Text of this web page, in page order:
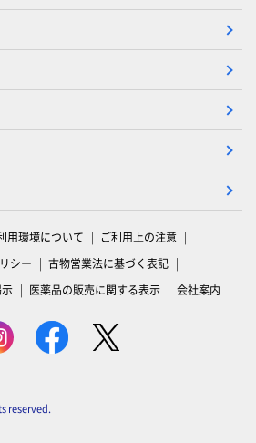
用環境について
ご利用上の注意
シー
古物営業法に基づく表記
医薬品の販売に関する表示 会社案内
reserved.